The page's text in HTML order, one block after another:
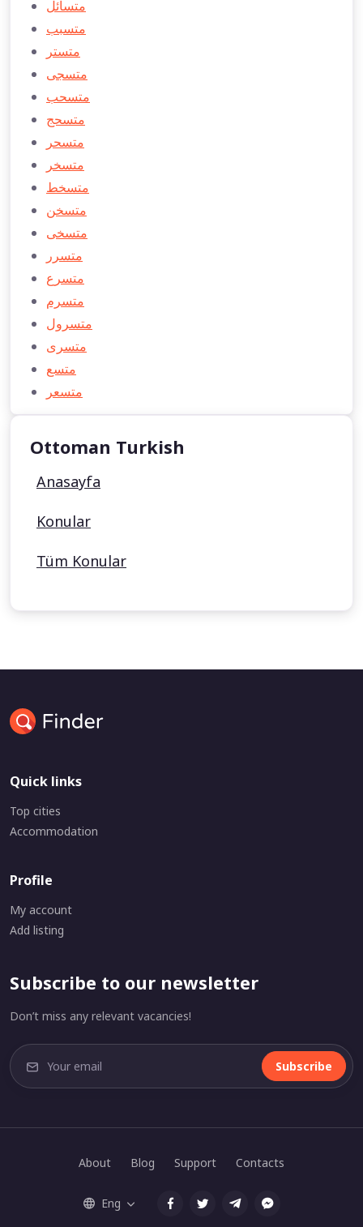
متسائل
متسبب
متستر
متسجی
متسحب
متسحج
متسحر
متسخر
متسخط
متسخن
متسخی
متسرر
متسرع
متسرم
متسرول
متسری
متسع
متسعر
Ottoman Turkish
Anasayfa
Konular
Tüm Konular
Quick links
Top cities
Accommodation
Profile
My account
Add listing
Subscribe to our newsletter
Don’t miss any relevant vacancies!
Subscribe
About Blog Support Contacts
Eng